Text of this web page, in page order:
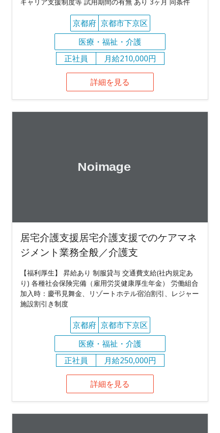
京都府 京都市下京区
医療・福祉・介護
正社員
月給210,000円
詳細を見る
居宅介護支援居宅介護支援でのケアマネ
ジメント業務全般／介護支
【福利厚生】 昇給あり 制服貸与 交通費支給(社内規定あ
り) 各種社会保険完備（雇用労災健康厚生年金） 労働組合
加入時：慶弔見舞金、リゾートホテル宿泊割引、レジャー
施設割引き制度
京都府 京都市下京区
医療・福祉・介護
正社員
月給250,000円
詳細を見る